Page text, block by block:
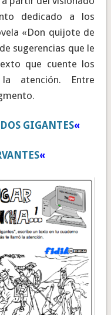
dedicado a los
«Don quijote de
sugerencias que le
que cuente los
atención. Entre
GIGANTES«
«